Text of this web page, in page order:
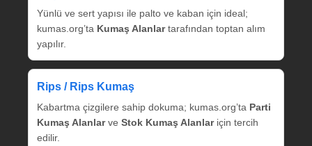
Yünlü ve sert yapısı ile palto ve kaban için ideal;
kumas.org’ta Kumaş Alanlartarafından toptan alım
yapılır.
Rips / Rips Kumaş
Kabartma çizgilere sahip dokuma; kumas.org’ta Parti
Kumaş Alanlarve Stok Kumaş Alanlariçin tercih
edilir.